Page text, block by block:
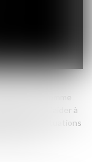
comme
Pour l’aider à
des situations
outils